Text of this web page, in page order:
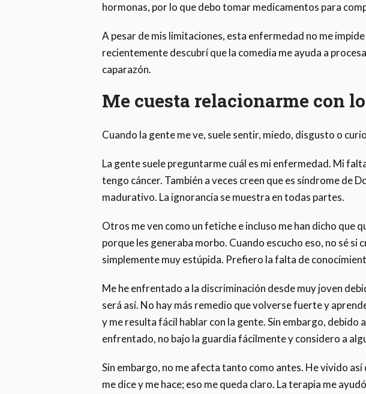
hormonas, por lo que debo tomar medicamentos para
A pesar de mis limitaciones, esta enfermedad no me
recientemente descubrí que la comedia me ayuda a
caparazón.
Me cuesta relacionarme con
Cuando la gente me ve, suele sentir, miedo, disgusto o
La gente suele preguntarme cuál es mi enfermedad. Mi
tengo cáncer. También a veces creen que es síndrome de
madurativo. La ignorancia se muestra en todas partes.
Otros me ven como un fetiche e incluso me han dicho que
porque les generaba morbo. Cuando escucho eso, no sé si
simplemente muy estúpida. Prefiero la falta de
Me he enfrentado a la discriminación desde muy joven
será así. No hay más remedio que volverse fuerte y
y me resulta fácil hablar con la gente. Sin embargo, debido
enfrentado, no bajo la guardia fácilmente y considero a
Sin embargo, no me afecta tanto como antes. He vivido
me dice y me hace; eso me queda claro. La terapia me